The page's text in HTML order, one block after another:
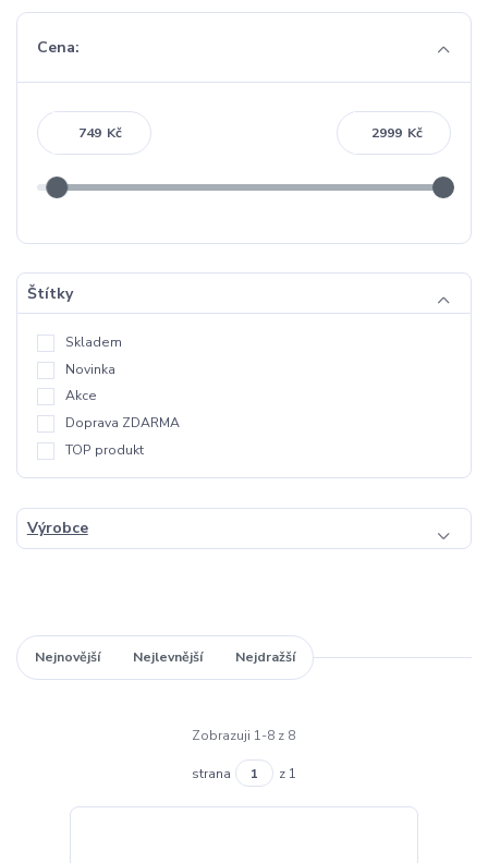
Cena:
Kč Kč
Štítky
Skladem
Novinka
Akce
Doprava ZDARMA
TOP produkt
Výrobce
Nejnovější Nejlevnější Nejdražší
Zobrazuji 1-8 z 8
strana z 1